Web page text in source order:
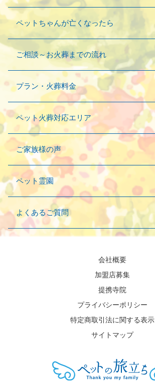
ペットちゃんが亡くなったら
ご相談～お火葬までの流れ
プラン・火葬料金
ペット火葬対応エリア
ご家族様の声
ペット霊園
よくあるご質問
会社概要
加盟店募集
提携寺院
プライバシーポリシー
特定商取引法に関する表示
サイトマップ